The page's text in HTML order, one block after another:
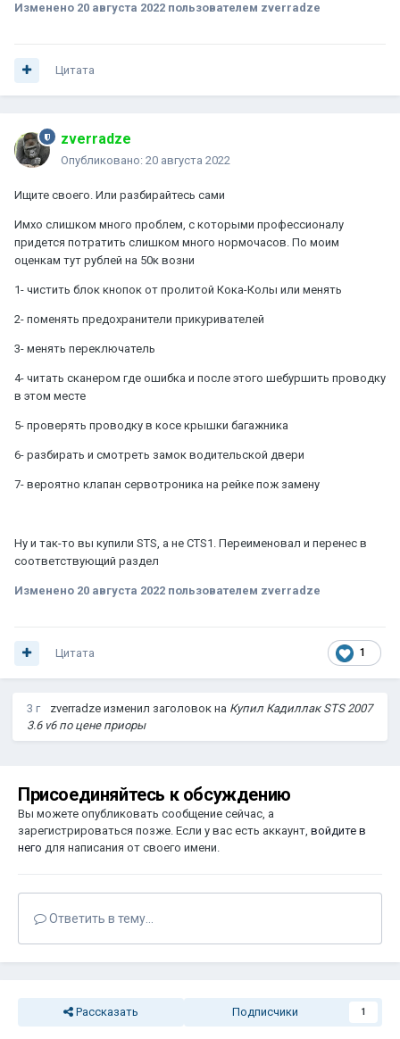
Изменено 20 августа 2022 пользователем zverradze
Цитата
zverradze
Опубликовано: 20 августа 2022
Ищите своего. Или разбирайтесь сами
Имхо слишком много проблем, с которыми профессионалу
придется потратить слишком много нормочасов. По моим
оценкам тут рублей на 50к возни
1- чистить блок кнопок от пролитой Кока-Колы или менять
2- поменять предохранители прикуривателей
3- менять переключатель
4- читать сканером где ошибка и после этого шебуршить проводку
в этом месте
5- проверять проводку в косе крышки багажника
6- разбирать и смотреть замок водительской двери
7- вероятно клапан сервотроника на рейке пож замену
Ну и так-то вы купили STS, а не CTS1. Переименовал и перенес в
соответствующий раздел
Изменено 20 августа 2022 пользователем zverradze
1
Цитата
3 г zverradze изменил заголовок на Купил Кадиллак STS 2007
3.6 v6 по цене приоры
Присоединяйтесь к обсуждению
Вы можете опубликовать сообщение сейчас, а
зарегистрироваться позже. Если у вас есть аккаунт, войдите в
него для написания от своего имени.
Ответить в тему...
Рассказать Подписчики 1